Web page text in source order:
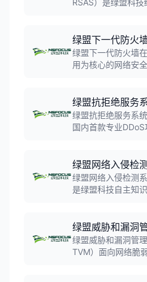
RSAS）是绿盟科
性风险，提供专业
议，贴合安全管理
计，最大程度减小
绿盟下一代防火
绿盟下一代防火墙
用为核心的网络安
安全，最终保障网
用。
绿盟抗拒绝服务
绿盟抗拒绝服务系
国内首款专业
各类DDoS攻击流量
市场占有率第一。
绿盟网络入侵检
绿盟网络入侵检测
是绿盟科技自主知
测、高级威胁检测
系统，可监控各类
绿盟威胁和漏洞
绿盟威胁和漏洞管
TVM）面向网络脆